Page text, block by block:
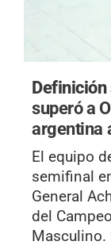
Definición
superó a
argentina
El equipo
semifinal
General
del
Masculino.